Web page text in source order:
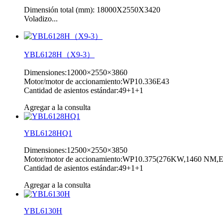
Dimensión total (mm): 18000X2550X3420
Voladizo...
YBL6128H（X9-3）
Dimensiones:12000×2550×3860
Motor/motor de accionamiento:WP10.336E43
Cantidad de asientos estándar:49+1+1
Agregar a la consulta
YBL6128HQ1
Dimensiones:12500×2550×3850
Motor/motor de accionamiento:WP10.375(276KW,1460
Cantidad de asientos estándar:49+1+1
Agregar a la consulta
YBL6130H